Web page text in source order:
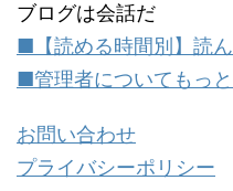
ブログは会話だ
■【読める時間別】読
■管理者についてもっ
お問い合わせ
プライバシーポリシー